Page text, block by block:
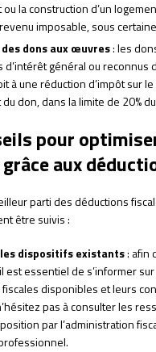
ou la construction d’un
imposable, sous
dons aux œuvres: les
d’intérêt général ou reconnus
à une réduction d’impôt sur
don, dans la limite de 20%
pour
aux
parti des déductions
être suivis :
dispositifs existants: afin
est essentiel de s’informer
disponibles et leurs
pas à consulter les
par l’administration